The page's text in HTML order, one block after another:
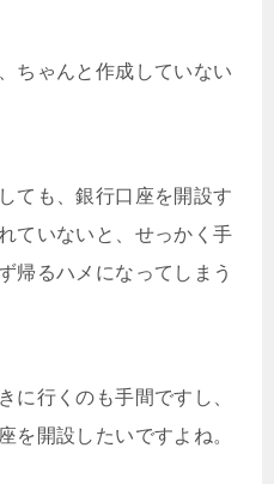
ちゃんと作成していない
ても、銀行口座を開設す
ていないと、せっかく手
帰るハメになってしまう
に行くのも手間ですし、
を開設したいですよね。